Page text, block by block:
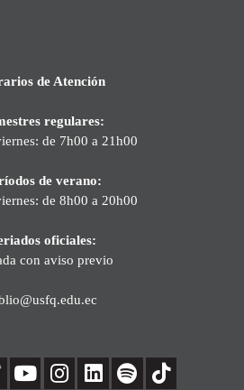
de Atención
regulares:
de 7h00 a 21h00
de verano:
de 8h00 a 20h00
oficiales:
con aviso previo